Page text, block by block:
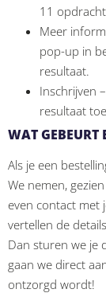
11
Meer
pop-up in
resultaat.
Inschrijven
resultaat
WAT GEBEURT
Als je een
We nemen,
even contact met
vertellen de
Dan sturen we je
gaan we direct
ontzorgd wordt!